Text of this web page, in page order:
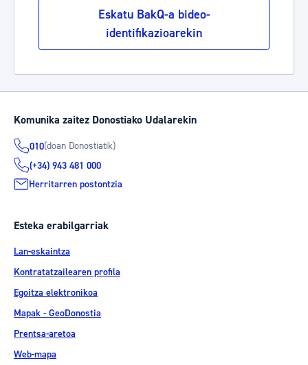
Eskatu BakQ-a bideo-
identifikazioarekin
Komunika zaitez Donostiako Udalarekin
010(doan Donostiatik)
(+34) 943 481 000
Herritarren postontzia
Esteka erabilgarriak
Lan-eskaintza
Kontratatzailearen profila
Egoitza elektronikoa
Mapak - GeoDonostia
Prentsa-aretoa
Web-mapa